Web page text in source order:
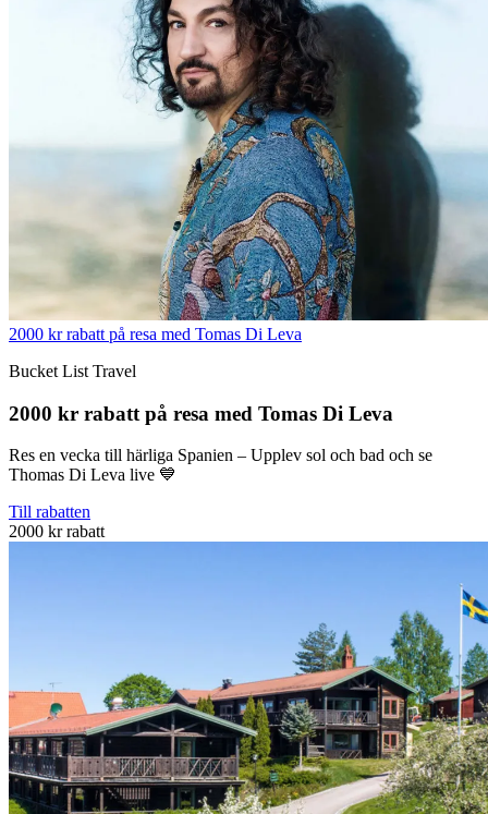
2000 kr rabatt på resa med Tomas Di Leva
Bucket List Travel
2000 kr rabatt på resa med Tomas Di Leva
Res en vecka till härliga Spanien – Upplev sol och bad och se
Thomas Di Leva live 💙
Till rabatten
2000 kr rabatt